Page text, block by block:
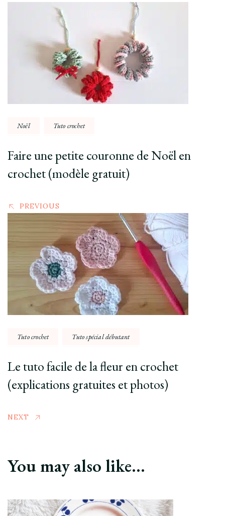
Navigation
Noël Tuto crochet
Faire une petite couronne de Noël en
crochet (modèle gratuit)
PREVIOUS
Tuto crochet Tuto spécial débutant
Le tuto facile de la fleur en crochet
(explications gratuites et photos)
NEXT
You may also like...